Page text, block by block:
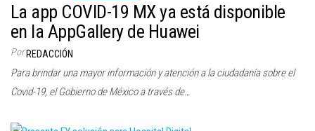
La app COVID-19 MX ya está disponible
en la AppGallery de Huawei
PorREDACCIÓN
Para brindar una mayor información y atención a la ciudadanía sobre el
Covid-19, el Gobierno de México a través de…